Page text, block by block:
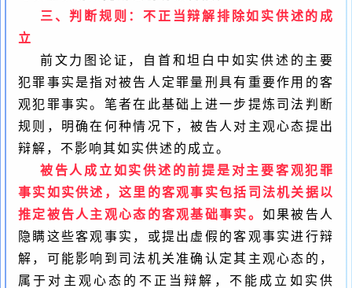
三、判断规则：不正当辩解排除如实供述的成
立
前文力图论证，自首和坦白中如实供述的主要
犯罪事实是指对被告人定罪量刑具有重要作用的客
观犯罪事实。笔者在此基础上进一步提炼司法判断
规则，明确在何种情况下，被告人对主观心态提出
辩解，不影响其如实供述的成立。
被告人成立如实供述的前提是对主要客观犯罪
事实如实供述，这里的客观事实包括司法机关据以
推定被告人主观心态的客观基础事实。 如果被告人
隐瞒这些客观事实，或提出虚假的客观事实进行辩
解，可能影响到司法机关准确认定其主观心态的，
属于对主观心态的不正当辩解，不能成立如实供